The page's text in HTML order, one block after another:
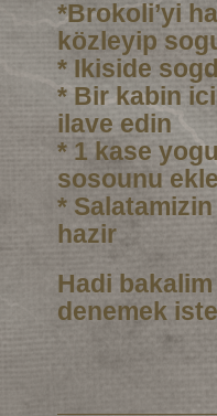
*Brokoli’yi
közleyip
* Ikiside
* Bir kabin
ilave edin
* 1 kase
sosounu
*
hazir
Hadi bakalim
denemek